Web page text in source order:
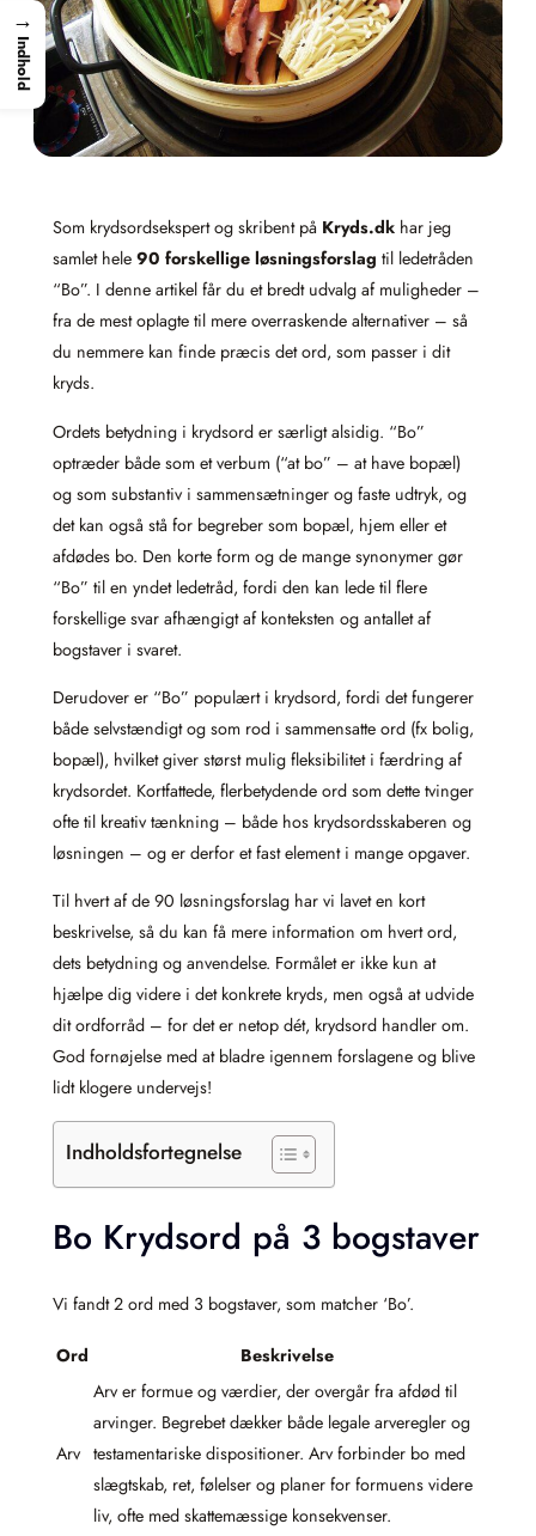
Som krydsordsekspert og skribent på Kryds.dk har jeg
samlet hele 90 forskellige løsningsforslag til ledetråden
“Bo”. I denne artikel får du et bredt udvalg af muligheder –
fra de mest oplagte til mere overraskende alternativer – så
du nemmere kan finde præcis det ord, som passer i dit
kryds.
Ordets betydning i krydsord er særligt alsidig. “Bo”
optræder både som et verbum (“at bo” – at have bopæl)
og som substantiv i sammensætninger og faste udtryk, og
det kan også stå for begreber som bopæl, hjem eller et
afdødes bo. Den korte form og de mange synonymer gør
“Bo” til en yndet ledetråd, fordi den kan lede til flere
forskellige svar afhængigt af konteksten og antallet af
bogstaver i svaret.
Derudover er “Bo” populært i krydsord, fordi det fungerer
både selvstændigt og som rod i sammensatte ord (fx bolig,
bopæl), hvilket giver størst mulig fleksibilitet i færdring af
krydsordet. Kortfattede, flerbetydende ord som dette tvinger
ofte til kreativ tænkning – både hos krydsordsskaberen og
løsningen – og er derfor et fast element i mange opgaver.
Til hvert af de 90 løsningsforslag har vi lavet en kort
beskrivelse, så du kan få mere information om hvert ord,
dets betydning og anvendelse. Formålet er ikke kun at
hjælpe dig videre i det konkrete kryds, men også at udvide
dit ordforråd – for det er netop dét, krydsord handler om.
God fornøjelse med at bladre igennem forslagene og blive
lidt klogere undervejs!
Indholdsfortegnelse
Bo Krydsord på 3 bogstaver
Vi fandt 2 ord med 3 bogstaver, som matcher ‘Bo’.
Ord Beskrivelse
Arv
Arv er formue og værdier, der overgår fra afdød til
arvinger. Begrebet dækker både legale arveregler og
testamentariske dispositioner. Arv forbinder bo med
slægtskab, ret, følelser og planer for formuens videre
liv, ofte med skattemæssige konsekvenser.
→
Indhold